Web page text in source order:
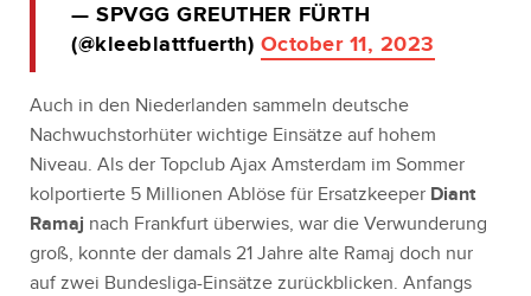
— SPVGG GREUTHER FÜRTH
(@kleeblattfuerth) October 11, 2023
Auch in den Niederlanden sammeln deutsche
Nachwuchstorhüter wichtige Einsätze auf hohem
Niveau. Als der Topclub Ajax Amsterdam im Sommer
kolportierte 5 Millionen Ablöse für Ersatzkeeper Diant
Ramaj nach Frankfurt überwies, war die Verwunderung
groß, konnte der damals 21 Jahre alte Ramaj doch nur
auf zwei Bundesliga-Einsätze zurückblicken. Anfangs